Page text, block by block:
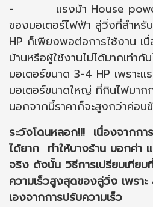
- แรงม้า House power
ของมอเตอร์ไฟฟ้า ลู่วิ่งที่สำหรั
HP ก็เพียงพอต่อการใช้งาน เ
บ้านหรือผู้ใช้งานไม่ได้มากเท่า
มอเตอร์ขนาด 3-4 HP เพราะ
มอเตอร์ขนาดใหญ่ ที่กินไฟมาก
นอกจากนี้ราคาก็จะสูงกว่าค่อน
ระวังโดนหลอก!!! เนื่องจากก
ได้ยาก ทำให้บางร้าน บอกค่า
จริง ดังนั้น วิธีการเปรียบเทีย
ความเร็วสูงสุดของลู่วิ่ง เพรา
เองจากการปรับความเร็ว